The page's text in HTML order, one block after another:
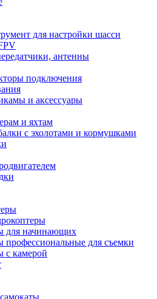
для настройки шасси
антенны
подключения
и аксессуары
и яхтам
с эхолотами и кормушками
для начинающих
профессиональные для съемки
с камерой